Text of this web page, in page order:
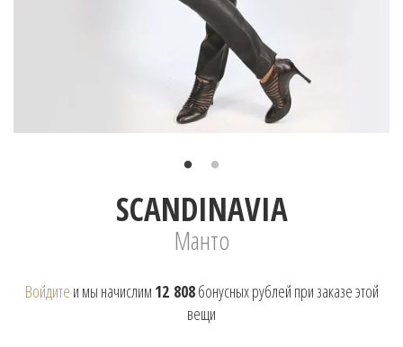
SCANDINAVIA
Манто
Войдите и мы начислим 12 808бонусных рублей при заказе этой
вещи